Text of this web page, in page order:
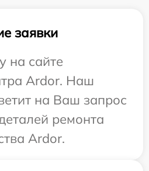
заявки
на сайте
Ardor. Наш
на Ваш запрос
ремонта
Ardor.